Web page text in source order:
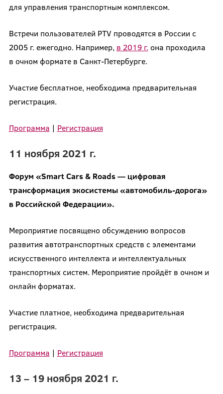
для управления транспортным комплексом.
Встречи пользователей PTV проводятся в России с
2005 г. ежегодно. Например, в 2019 г. она проходила
в очном формате в Санкт-Петербурге.
Участие бесплатное, необходима предварительная
регистрация.
Программа | Регистрация
11 ноября 2021 г.
Форум «Smart Cars & Roads — цифровая
трансформация экосистемы «автомобиль-дорога»
в Российской Федерации».
Мероприятие посвящено обсуждению вопросов
развития автотранспортных средств с элементами
искусственного интеллекта и интеллектуальных
транспортных систем. Мероприятие пройдёт в очном и
онлайн форматах.
Участие платное, необходима предварительная
регистрация.
Программа | Регистрация
13 – 19 ноября 2021 г.